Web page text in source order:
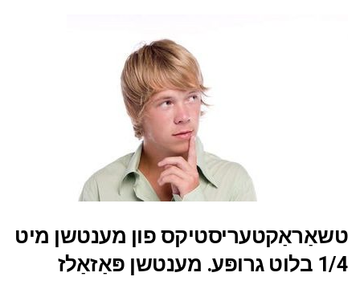
טשאַראַקטעריסטיקס פון מענטשן מיט
1/4 בלוט גרופּע. מענטשן פּאַזאַלז